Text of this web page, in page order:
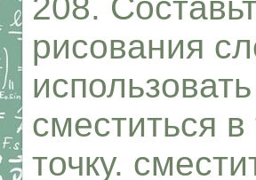
208.
рисования
сместиться в
точку.